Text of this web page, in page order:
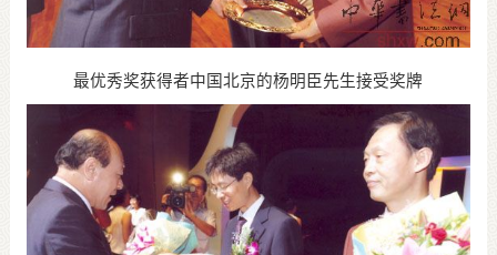
最优秀奖获得者中国北京的杨明臣先生接受奖牌